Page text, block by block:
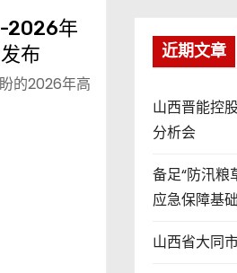
2026年
布
的2026年高
近期文章
山西晋能控
分析会
备足“防汛粮
应急保障基础
山西省大同